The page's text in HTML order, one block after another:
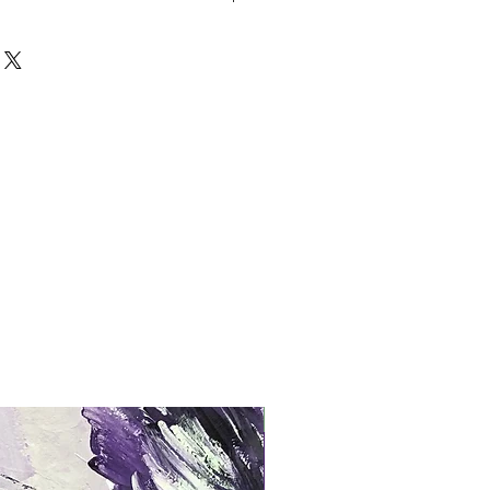
das Kunstwerk nicht dem Wunsch